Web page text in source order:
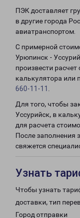
ПЭК доставляет
в другие города
авиатранспортом.
С примерной
Урюпинск -
произвести
калькулятора или
660-11-11
Для того, чтобы
Уссурийск, в
для расчета
После заполнения
свяжется
Узнать
Чтобы узнать
доставки, тип
Город отправки